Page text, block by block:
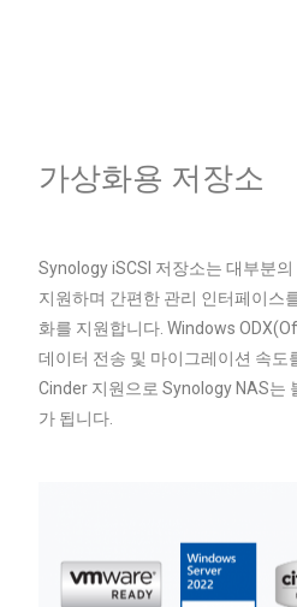
가상화용 저장소
Synology iSCSI 저장소는 대부분
지원하며 간편한 관리 인터페이스
화를 지원합니다. Windows
데이터 전송 및 마이그레이션 속도
Cinder 지원으로 Synology NAS는
가 됩니다.